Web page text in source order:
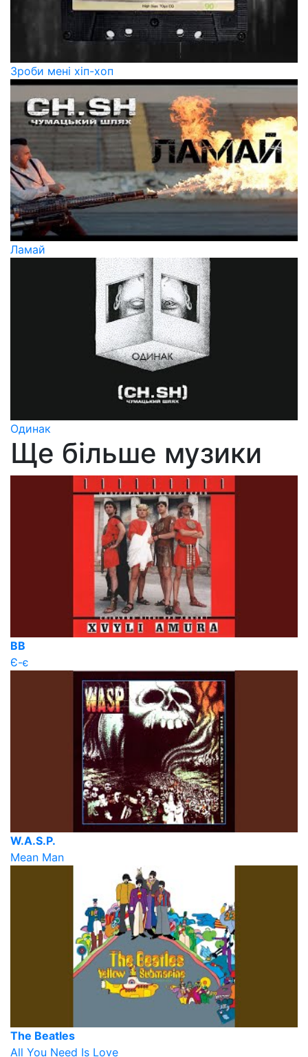
Зроби мені хіп-хоп
Ламай
Одинак
Ще більше музики
ВВ
Є-є
W.A.S.P.
Mean Man
The Beatles
All You Need Is Love